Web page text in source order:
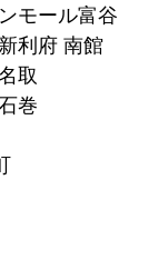
モール富谷
利府 南館
取
巻